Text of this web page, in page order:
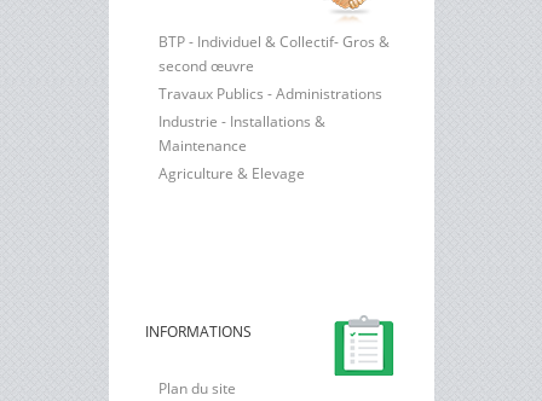
BTP - Individuel & Collectif- Gros &
second œuvre
Travaux Publics - Administrations
Industrie - Installations &
Maintenance
Agriculture & Elevage
INFORMATIONS
Plan du site